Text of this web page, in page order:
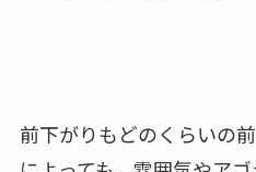
前下がりもどのくらいの